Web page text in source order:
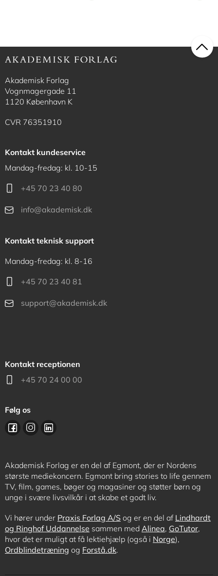
Akademisk Forlag
Vognmagergade 11
1120 København K
CVR 76351910
Kontakt kundeservice
Mandag-fredag: kl. 10-15
+45 70 23 40 80
info@akademisk.dk
Kontakt teknisk support
Mandag-fredag: kl. 8-16
+45 70 23 40 81
support@akademisk.dk
Kontakt receptionen
+45 70 24 00 00
Følg os
Akademisk Forlag er en del af Egmont, der er Nordens
største mediekoncern. Egmont bring stories to life gennem
TV, film, games, bøger og magasiner og støtter børn og
unge i svære livsvilkår i at skabe et godt liv.
Vi hører under Praxis Forlag A/S og er en del af Lindhardt
og Ringhof Uddannelse sammen med Alinea, GoTutor,
hvor det er muligt at få lektiehjælp (også i Norge),
Ordblindetræning og Forstå.dk.